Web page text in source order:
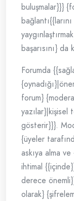
buluşmalar}}}
başarısını} da
Forumda
forum}
yazılar}|kişisel
gösterir}}}.
{üyeler
askıya alma
ihtimal
derece
olarak}